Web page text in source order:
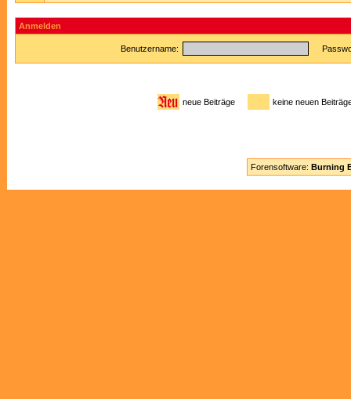
Anmelden
Benutzername:
neue Beiträge keine neuen
Forensoftware: Burning